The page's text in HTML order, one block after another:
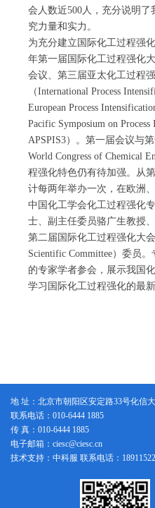
会人数近500人，充分说明
究力量和实力。
为充分建立国际化工过程强
年第一届国际化工过程强化
会议、第三届亚太化工过程
（International Process
European Process
Pacific Symposium on
APSPIS3）。第一届会议与
World Congress of Chemical
程强化特色仍有待加强。从
计每两年举办一次，在欧洲
中国化工学会化工过程强化
士、副主任委员骆广生教授
第二届国际化工过程强化大
Scientific Committee）委员
的专家学者参会，展示我国
学习国际化工过程强化的最新
地 址：北京市朝阳区安定路33号化信
联系电话：010-6444 1885
传 真：010-6444 1885
电子邮箱：ciesc@ciesc.cn
技术支持：中科服 联系电话：